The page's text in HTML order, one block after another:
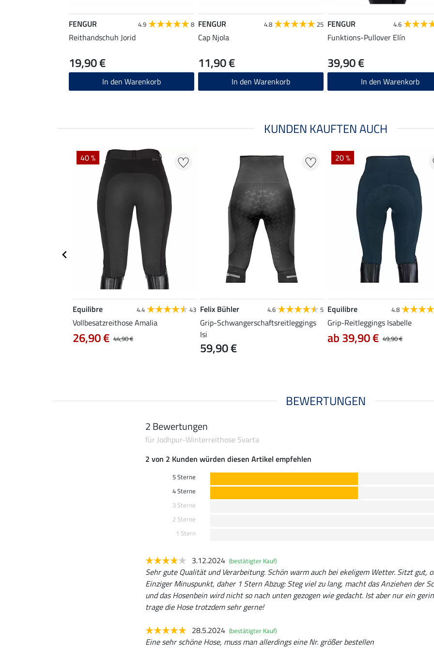
FENGUR 4.9 8
Reithandschuh Jorid
19,90 €
In den Warenkorb
FENGUR 4.8 25
Cap Njola
11,90 €
In den Warenkorb
FENGUR 4.6
Funktions-Pullover Elín
39,90 €
In den Warenkorb
KUNDEN KAUFTEN AUCH
40 %
Equilibre 4.4 43
Vollbesatzreithose Amalia
44,90 €
26,90 €
Felix Bühler 4.6 5
Grip-Schwangerschaftsreitleggings
Isi
59,90 €
20 %
Equilibre 4.8
Grip-Reitleggings Isabelle
49,90 €
ab 39,90 €
BEWERTUNGEN
2 Bewertungen
für Jodhpur-Winterreithose Svarta
2 von 2 Kunden würden diesen Artikel empfehlen
5 Sterne
4 Sterne
3 Sterne
2 Sterne
1 Stern
3.12.2024 (bestätigter Kauf)
Sehr gute Qualität und Verarbeitung. Schön warm auch bei ekeligem Wetter. Sitzt gut,
Einziger Minuspunkt, daher 1 Stern Abzug: Steg viel zu lang, macht das Anziehen der
und das Hosenbein wird nicht so nach unten gezogen wie gedacht. Ist aber nur ein
trage die Hose trotzdem sehr gerne!
28.5.2024 (bestätigter Kauf)
Eine sehr schöne Hose, muss man allerdings eine Nr. größer bestellen